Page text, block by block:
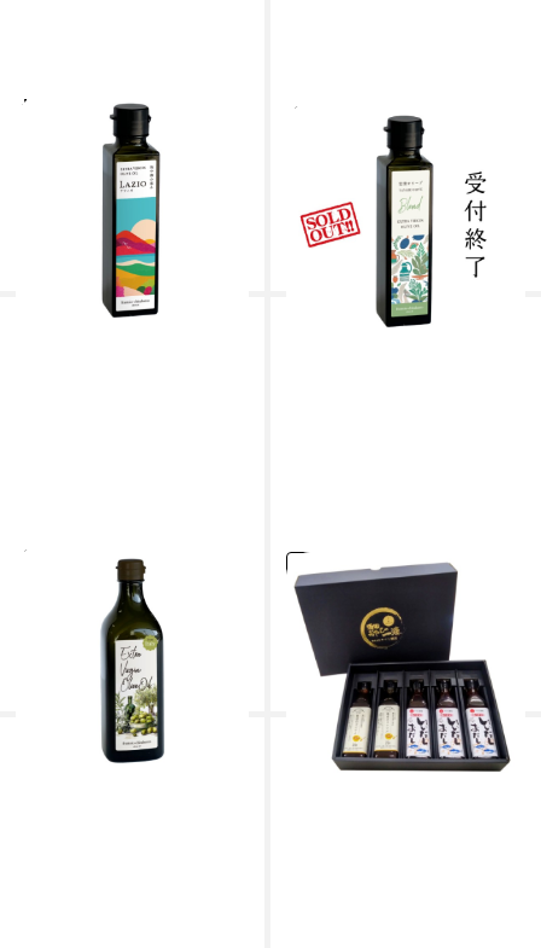
地中海の恵み EXバージ
ンオリーブオイル
Lazio（ラツィオ）135g
frantoio-chithanto フラン
トイオ・チタハントウ
1,728円
frantoio-chithanto 岩
滑オリーブオイル
Blend（エキストラバー
ジンオリーブオイル）
135g
frantoio-chithanto フラント
イオ・チタハントウ
3,240円
frantoio-chithanto エ
キストラバージンオリー
ブオイル（イタリア ラツ
ィオ産）450g
frantoio-chithanto フラン
トイオ・チタハントウ
3,240円
機能性表示食品 魅惑の
コンソメ2本、いいだしお
だし3本セット
株式会社ヤマミ醸造
#熨斗（のし）
4,212円(税込)